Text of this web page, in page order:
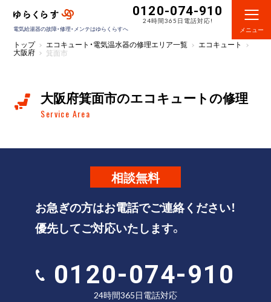
電気給湯器の故障・修理・メンテはゆらくらすへ
0120-074-910
24時間365日電話対応!
メニュー
トップ エコキュート・電気温水器の修理エリア一覧 エコキュート
大阪府 箕面市
大阪府箕面市のエコキュートの修理
Service Area
相談無料
お急ぎの方はお電話でご連絡ください！
優先してご対応いたします。
0120-074-910
24時間365日電話対応